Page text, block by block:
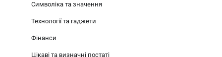
Символіка та значення
Технології та гаджети
Фінанси
Цікаві та визначні постаті